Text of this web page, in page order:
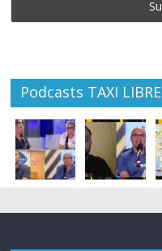
Podcasts TAXI LIBRE